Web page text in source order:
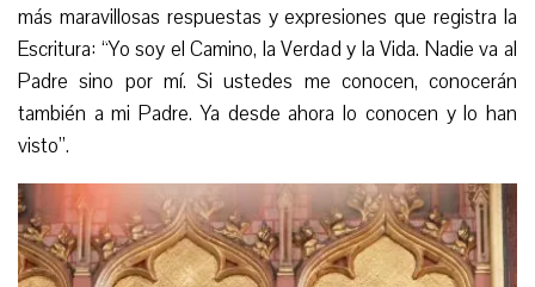
más maravillosas respuestas y expresiones que registra la
Escritura: “Yo soy el Camino, la Verdad y la Vida. Nadie va al
Padre sino por mí. Si ustedes me conocen, conocerán
también a mi Padre. Ya desde ahora lo conocen y lo han
visto”.